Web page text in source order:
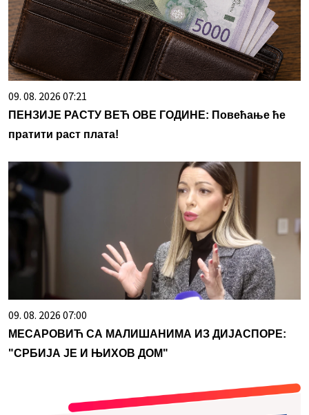
09. 08. 2026 07:21
ПЕНЗИЈЕ РАСТУ ВЕЋ ОВЕ ГОДИНЕ: Повећање ће
пратити раст плата!
09. 08. 2026 07:00
МЕСАРОВИЋ СА МАЛИШАНИМА ИЗ ДИЈАСПОРЕ:
"СРБИЈА ЈЕ И ЊИХОВ ДОМ"